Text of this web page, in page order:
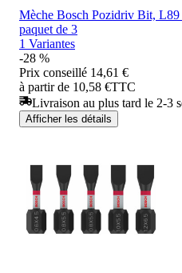
Mèche Bosch Pozidriv Bit,
paquet de 3
1 Variantes
-28 %
Prix conseillé 14,61 €
à partir de 10,58 €TTC
Livraison au plus tard le 2-3
Afficher les détails